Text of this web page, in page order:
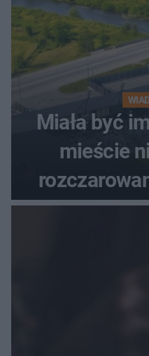
Miała być
mieście
obwinianie.